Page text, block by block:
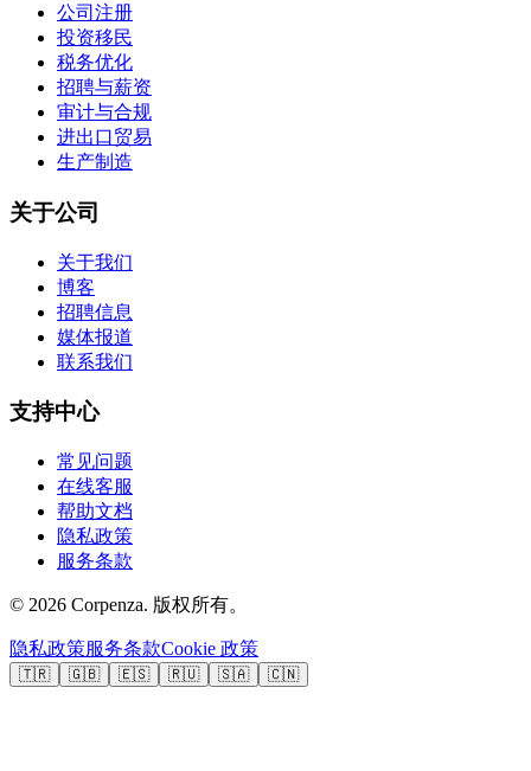
公司注册
投资移民
税务优化
招聘与薪资
审计与合规
进出口贸易
生产制造
关于公司
关于我们
博客
招聘信息
媒体报道
联系我们
支持中心
常见问题
在线客服
帮助文档
隐私政策
服务条款
© 2026 Corpenza. 版权所有。
隐私政策服务条款Cookie 政策
🇹🇷 🇬🇧 🇪🇸 🇷🇺 🇸🇦 🇨🇳